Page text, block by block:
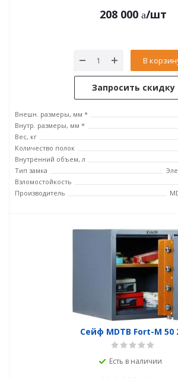
208 000 /шт
В
Запросить скидку
Внешн. размеры, мм *
Внутр. размеры, мм *
Вес, кг
Количество полок
Внутренний объем, л
Тип замка
Взломостойкость
Производитель
Сейф MDTB Fort-M 50
Есть в наличии